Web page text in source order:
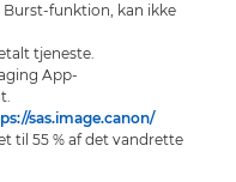
Burst-funktion, kan ikke
tjeneste.
App-
sas.image.canon/
til 55 % af det vandrette